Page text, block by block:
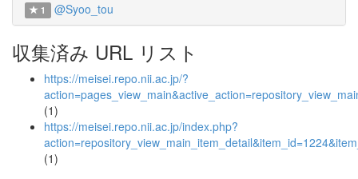
1 @Syoo_tou
収集済み URL リスト
https://meisei.repo.nii.ac.jp/?
(1)
https://meisei.repo.nii.ac.jp/index.php?
(1)